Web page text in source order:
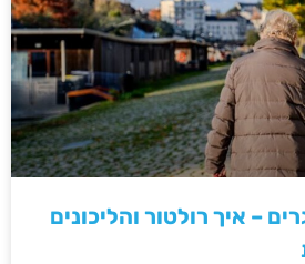
– איך רולטור והליכונים